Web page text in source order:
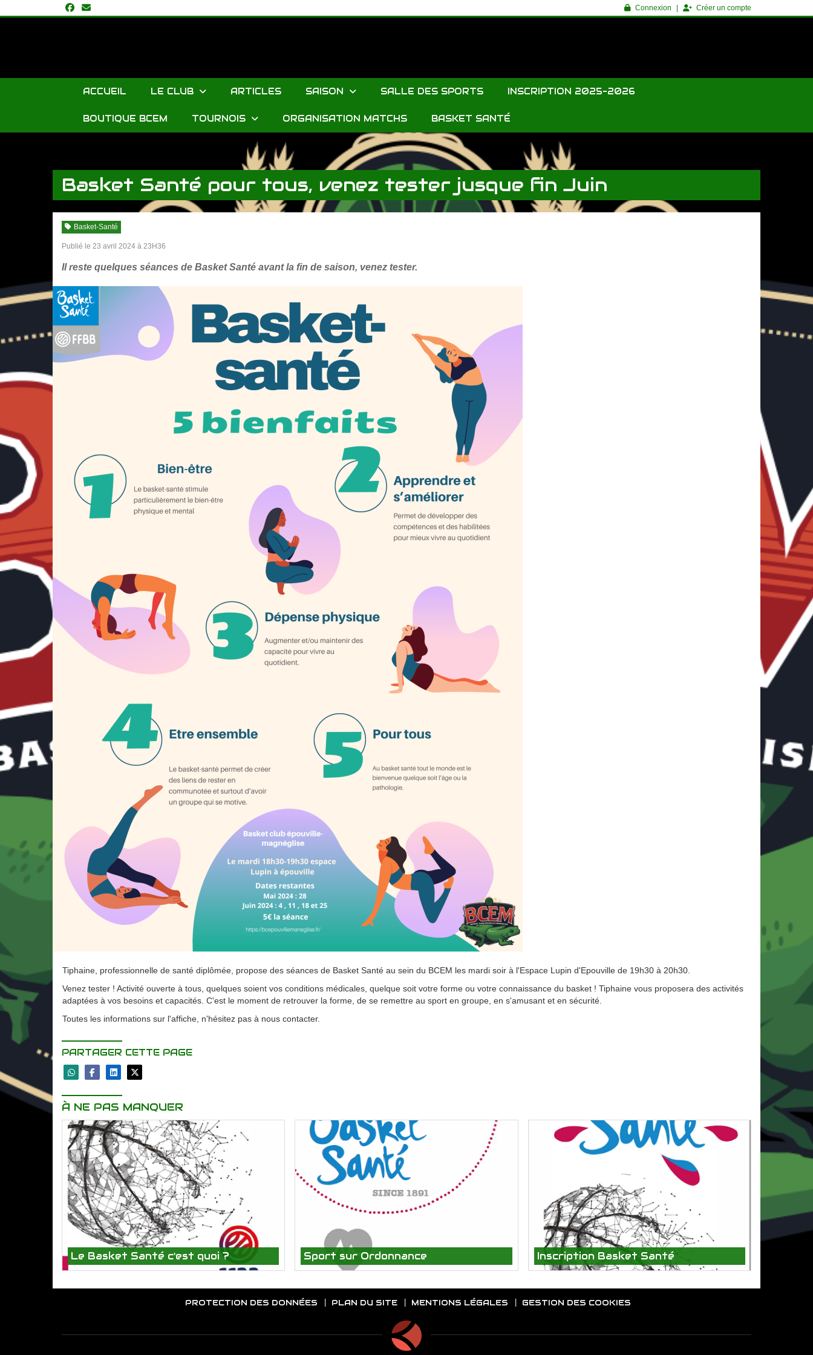
Connexion Créer un compte
ACCUEIL LE CLUB ARTICLES SAISON SALLE DES SPORTS INSCRIPTION 2025-2026
BOUTIQUE BCEM TOURNOIS ORGANISATION MATCHS BASKET SANTÉ
Basket Santé pour tous, venez tester jusque fin Juin
Basket Santé pour tous, venez tester jusque fin Juin
Basket-Santé
Publié le 23 avril 2024 à 23H36
Il reste quelques séances de Basket Santé avant la fin de saison, venez tester.
Tiphaine, professionnelle de santé diplômée, propose des séances de Basket Santé au sein du BCEM les mardi soir à l'Espace Lupin d'Epouville de 19h30 à 20h30.
Venez tester ! Activité ouverte à tous, quelques soient vos conditions médicales, quelque soit votre forme ou votre connaissance du basket ! Tiphaine vous proposera des activités
adaptées à vos besoins et capacités. C'est le moment de retrouver la forme, de se remettre au sport en groupe, en s'amusant et en sécurité.
Toutes les informations sur l'affiche, n'hésitez pas à nous contacter.
PARTAGER CETTE PAGE
À NE PAS MANQUER
Le Basket Santé c'est quoi ? Sport sur Ordonnance Inscription Basket Santé
PROTECTION DES DONNÉES PLAN DU SITE MENTIONS LÉGALES GESTION DES COOKIES
Panneau de gestion des cookies